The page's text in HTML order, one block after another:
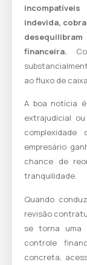
indevida,
financeira.
ao fluxo de
A boa notícia
extrajudicial
empresário
chance de
tranquilidade.
Quando
revisão
se torna uma
controle
concreta,